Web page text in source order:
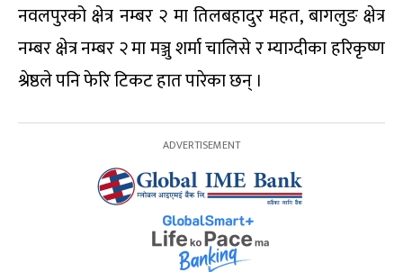
नवलपुरको क्षेत्र नम्बर २ मा तिलबहादुर महत, बागलुङ क्षेत्र
नम्बर क्षेत्र नम्बर २ मा मञ्जु शर्मा चालिसे र म्याग्दीका हरिकृष्ण
श्रेष्ठले पनि फेरि टिकट हात पारेका छन् ।